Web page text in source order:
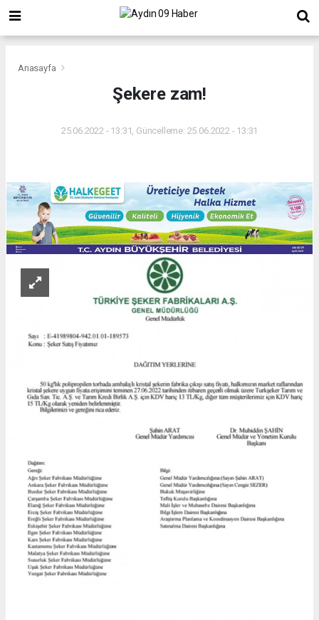
Anasayfa
Şekere zam!
25.06.2022 - 13:31, Güncelleme: 25.06.2022 - 13:31